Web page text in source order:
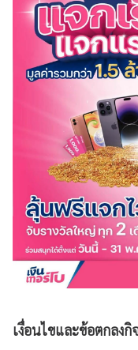
เงื่อนไขและข้อตกลงกิ